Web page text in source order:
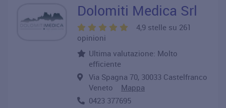
Dolomiti Medica Srl
4,9 stelle su 261
opinioni
Ultima valutazione: Molto
efficiente
Via Spagna 70, 30033 Castelfranco
Veneto Mappa
0423 377695